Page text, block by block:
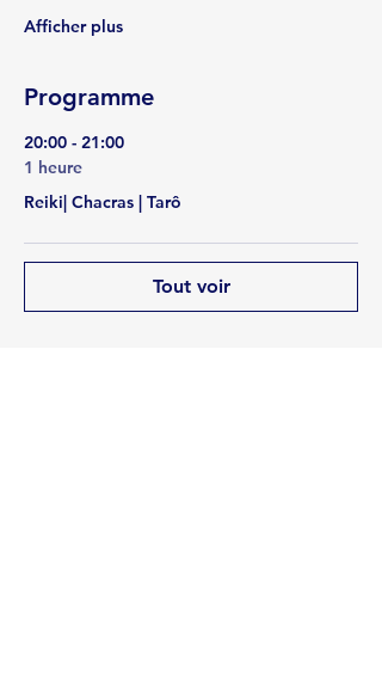
Afficher plus
Programme
20:00 - 21:00
1 heure
Reiki| Chacras | Tarô
Tout voir